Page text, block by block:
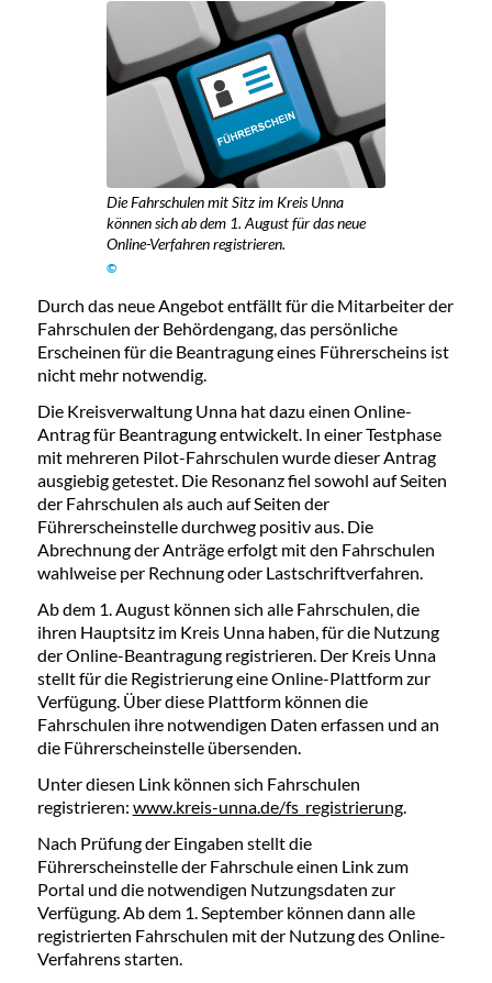
Die Fahrschulen mit Sitz im Kreis Unna
können sich ab dem 1. August für das neue
Online-Verfahren registrieren.
©
Durch das neue Angebot entfällt für die Mitarbeiter der
Fahrschulen der Behördengang, das persönliche
Erscheinen für die Beantragung eines Führerscheins ist
nicht mehr notwendig.
Die Kreisverwaltung Unna hat dazu einen Online-
Antrag für Beantragung entwickelt. In einer Testphase
mit mehreren Pilot-Fahrschulen wurde dieser Antrag
ausgiebig getestet. Die Resonanz fiel sowohl auf Seiten
der Fahrschulen als auch auf Seiten der
Führerscheinstelle durchweg positiv aus. Die
Abrechnung der Anträge erfolgt mit den Fahrschulen
wahlweise per Rechnung oder Lastschriftverfahren.
Ab dem 1. August können sich alle Fahrschulen, die
ihren Hauptsitz im Kreis Unna haben, für die Nutzung
der Online-Beantragung registrieren. Der Kreis Unna
stellt für die Registrierung eine Online-Plattform zur
Verfügung. Über diese Plattform können die
Fahrschulen ihre notwendigen Daten erfassen und an
die Führerscheinstelle übersenden.
Unter diesen Link können sich Fahrschulen
registrieren: www.kreis-unna.de/fs_registrierung.
Nach Prüfung der Eingaben stellt die
Führerscheinstelle der Fahrschule einen Link zum
Portal und die notwendigen Nutzungsdaten zur
Verfügung. Ab dem 1. September können dann alle
registrierten Fahrschulen mit der Nutzung des Online-
Verfahrens starten.